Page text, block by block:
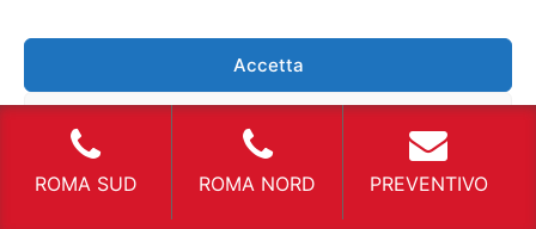
Accetta
Visualizza le preferenze
cliente. Ad ogni modo si nota come le cifre
siano totalmente diverse e vanno a creare una
media nazionale, ma ciò nonostante non è
detto che ci siano delle agenzie che possano
offrire sempre prezzi minori o offerte tenendo
conto della richiesta. Per delle richieste diverse
ROMA SUD ROMA NORD PREVENTIVO